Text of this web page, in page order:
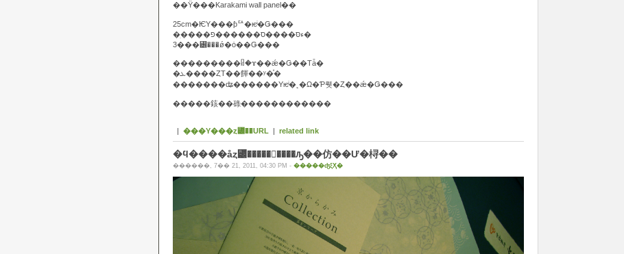
��Ÿ���Karakami wall panel��
25cm�ѤΥ���ƥꥢ�ѥͥ�Ǥ���
�ִ����ءסּ����ס������פ�
3���꡼���ǿ�ȯ��Ǥ���
���������ᥤ�ɤ��ǽ�Ǥ��Τǡ�
�ܥ����ȤΤ��餫��ʸ�ͤ�
�������ʥ������Υѥͥ�˻�Ω�Ƥ뤳�Ȥ��ǽ�Ǥ���
�����䤤��碌������������
| ���Υ���ȥ꡼��URL | related link
�ϥ����åȥ꡼�����󥷡����ԡ��仿��Ư�桪��
������, 7�� 21, 2011, 04:30 PM - �����ʤξҲ�